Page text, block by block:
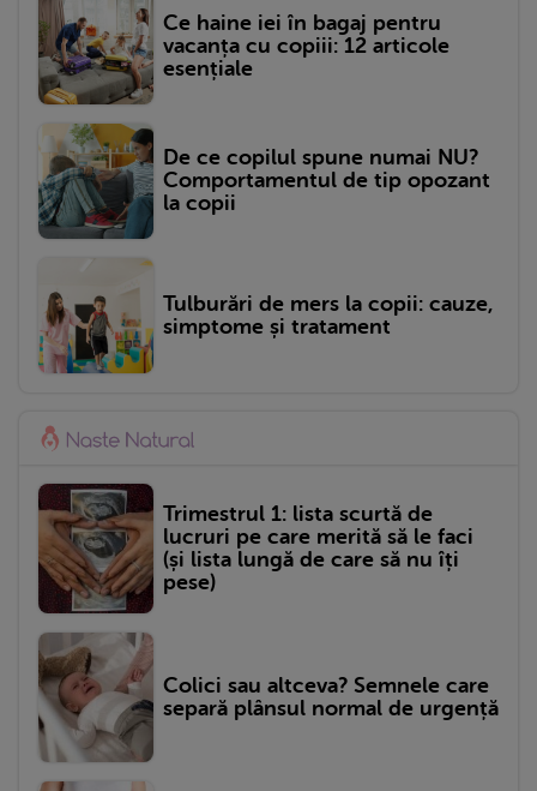
Ce haine iei în bagaj pentru
vacanța cu copiii: 12 articole
esențiale
De ce copilul spune numai NU?
Comportamentul de tip opozant
la copii
Tulburări de mers la copii: cauze,
simptome și tratament
Trimestrul 1: lista scurtă de
lucruri pe care merită să le faci
(și lista lungă de care să nu îți
pese)
Colici sau altceva? Semnele care
separă plânsul normal de urgență